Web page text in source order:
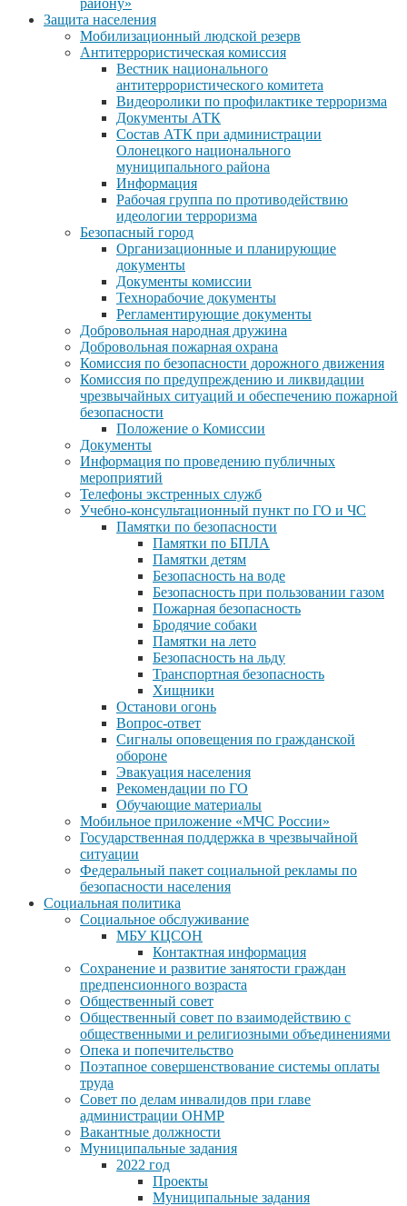
Защита населения
Мобилизационный людской резерв
Антитеррористическая комиссия
Вестник национального
антитеррористического комитета
Видеоролики по профилактике терроризма
Документы АТК
Состав АТК при администрации
Олонецкого национального
муниципального района
Информация
Рабочая группа по противодействию
идеологии терроризма
Безопасный город
Организационные и планирующие
документы
Документы комиссии
Технорабочие документы
Регламентирующие документы
Добровольная народная дружина
Добровольная пожарная охрана
Комиссия по безопасности дорожного движения
Комиссия по предупреждению и ликвидации
чрезвычайных ситуаций и обеспечению пожарной
безопасности
Положение о Комиссии
Документы
Информация по проведению публичных
мероприятий
Телефоны экстренных служб
Учебно-консультационный пункт по ГО и ЧС
Памятки по безопасности
Памятки по БПЛА
Памятки детям
Безопасность на воде
Безопасность при пользовании газом
Пожарная безопасность
Бродячие собаки
Памятки на лето
Безопасность на льду
Транспортная безопасность
Хищники
Останови огонь
Вопрос-ответ
Сигналы оповещения по гражданской
обороне
Эвакуация населения
Рекомендации по ГО
Обучающие материалы
Мобильное приложение «МЧС России»
Государственная поддержка в чрезвычайной
ситуации
Федеральный пакет социальной рекламы по
безопасности населения
Социальная политика
Социальное обслуживание
МБУ КЦСОН
Контактная информация
Сохранение и развитие занятости граждан
предпенсионного возраста
Общественный совет
Общественный совет по взаимодействию с
общественными и религиозными объединениями
Опека и попечительство
Поэтапное совершенствование системы оплаты
труда
Совет по делам инвалидов при главе
администрации ОНМР
Вакантные должности
Муниципальные задания
2022 год
Проекты
Муниципальные задания